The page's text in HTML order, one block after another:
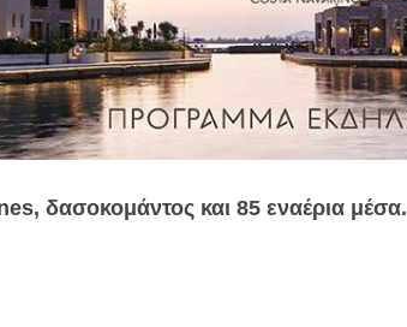
δασοκομάντος και 85 εναέρια μέσα.